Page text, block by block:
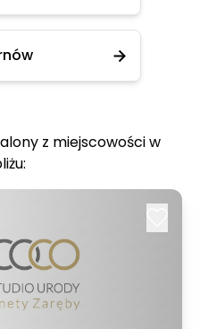
z miejscowości w